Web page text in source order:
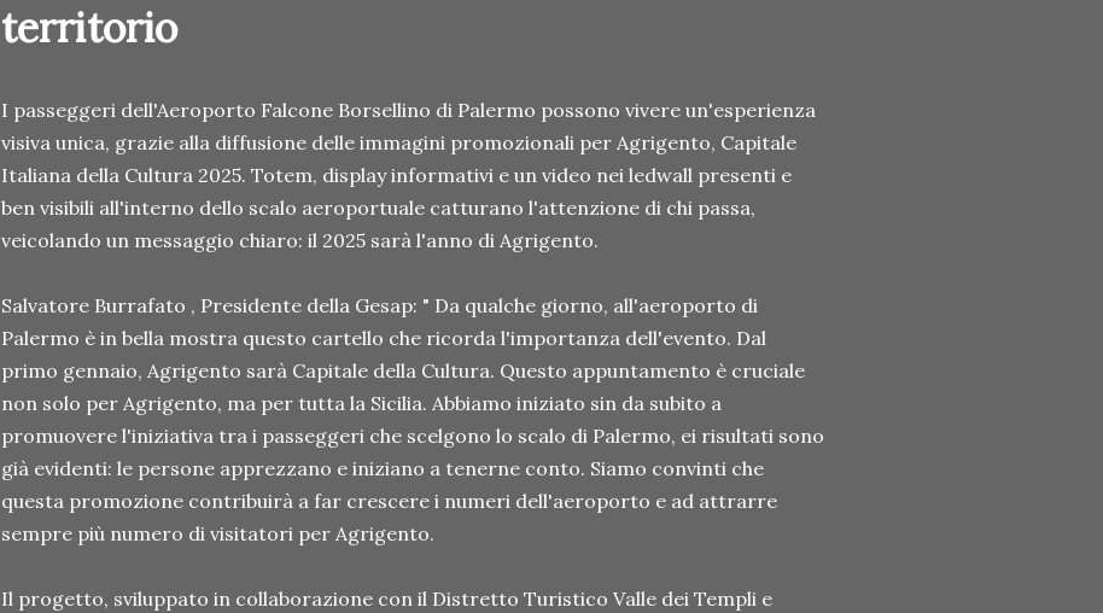
territorio
I passeggeri dell'Aeroporto Falcone Borsellino di Palermo possono vivere un'esperienza
visiva unica, grazie alla diffusione delle immagini promozionali per Agrigento, Capitale
Italiana della Cultura 2025. Totem, display informativi e un video nei ledwall presenti e
ben visibili all'interno dello scalo aeroportuale catturano l'attenzione di chi passa,
veicolando un messaggio chiaro: il 2025 sarà l'anno di Agrigento.
Salvatore Burrafato , Presidente della Gesap: " Da qualche giorno, all'aeroporto di
Palermo è in bella mostra questo cartello che ricorda l'importanza dell'evento. Dal
primo gennaio, Agrigento sarà Capitale della Cultura. Questo appuntamento è cruciale
non solo per Agrigento, ma per tutta la Sicilia. Abbiamo iniziato sin da subito a
promuovere l'iniziativa tra i passeggeri che scelgono lo scalo di Palermo, ei risultati sono
già evidenti: le persone apprezzano e iniziano a tenerne conto. Siamo convinti che
questa promozione contribuirà a far crescere i numeri dell'aeroporto e ad attrarre
sempre più numero di visitatori per Agrigento.
Il progetto, sviluppato in collaborazione con il Distretto Turistico Valle dei Templi e